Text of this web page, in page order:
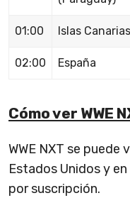
01:00 Islas
02:00 España
Cómo ver WWE
WWE NXT se puede
Estados Unidos y
por suscripción.